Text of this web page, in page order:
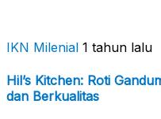
IKN Milenial 1 tahun lalu
Hil’s Kitchen: Roti
dan Berkualitas